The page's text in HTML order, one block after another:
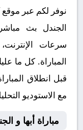
نوفر لكم عبر
الجندل بث
سرعات
المباراة. كل ما
قبل انطلاق
مع الاستوديو
مباراة أبها و